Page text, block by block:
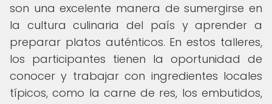
son una excelente manera de sumergirse en
la cultura culinaria del país y aprender a
preparar platos auténticos. En estos talleres,
los participantes tienen la oportunidad de
conocer y trabajar con ingredientes locales
típicos, como la carne de res, los embutidos,